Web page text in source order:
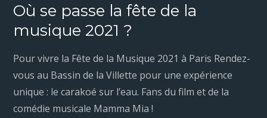
Où se passe la fête de la
musique 2021 ?
Pour vivre la Fête de la Musique 2021 à Paris Rendez-
vous au Bassin de la Villette pour une expérience
unique : le carakoé sur l’eau. Fans du film et de la
comédie musicale Mamma Mia !